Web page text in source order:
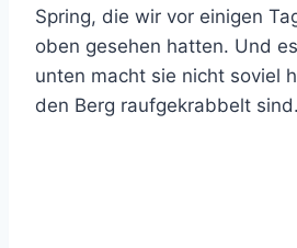
Spring, die wir vor einigen
oben gesehen hatten. Und
unten macht sie nicht soviel
den Berg raufgekrabbelt sind.